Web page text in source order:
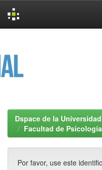
Dspace de la
Facultad de Psicología
Por favor, use este